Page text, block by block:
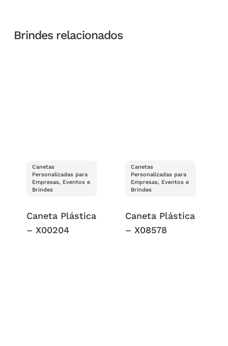
Brindes relacionados
Canetas
Personalizadas para
Empresas, Eventos e
Brindes
Caneta Plástica
– X00204
Canetas
Personalizadas para
Empresas, Eventos e
Brindes
Caneta Plástica
– X08578